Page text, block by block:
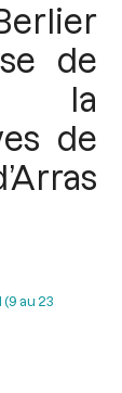
de
la
de
au 23